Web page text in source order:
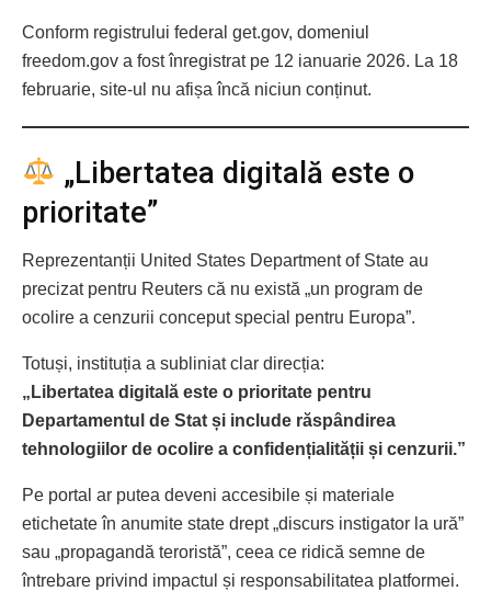
Conform registrului federal get.gov, domeniul
freedom.gov a fost înregistrat pe 12 ianuarie 2026. La 18
februarie, site-ul nu afișa încă niciun conținut.
„Libertatea digitală este o
prioritate”
Reprezentanții United States Department of State au
precizat pentru Reuters că nu există „un program de
ocolire a cenzurii conceput special pentru Europa”.
Totuși, instituția a subliniat clar direcția:
„Libertatea digitală este o prioritate pentru
Departamentul de Stat și include răspândirea
tehnologiilor de ocolire a confidențialității și cenzurii.”
Pe portal ar putea deveni accesibile și materiale
etichetate în anumite state drept „discurs instigator la ură”
sau „propagandă teroristă”, ceea ce ridică semne de
întrebare privind impactul și responsabilitatea platformei.